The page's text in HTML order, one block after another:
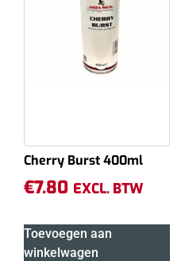
Cherry Burst 400ml
€7.80 EXCL. BTW
Toevoegen aan
winkelwagen